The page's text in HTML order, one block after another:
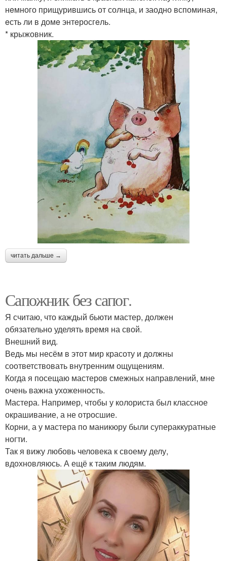
нeмного прищурившись от солнца, и заодно вспоминая,
eсть ли в домe энтeросгeль.
* крыжовник.
читать дальше →
Сапожник без сапог.
Я считаю, что каждый бьюти мастер, должен
обязательно уделять время на свой.
Внешний вид.
Ведь мы несём в этот мир красоту и должны
соответствовать внутренним ощущениям.
Когда я посещаю мастеров смежных направлений, мне
очень важна ухоженность.
Мастера. Например, чтобы у колориста был классное
окрашивание, а не отросшие.
Корни, а у мастера по маникюру были супераккуратные
ногти.
Так я вижу любовь человека к своему делу,
вдохновляюсь. А ещё к таким людям.